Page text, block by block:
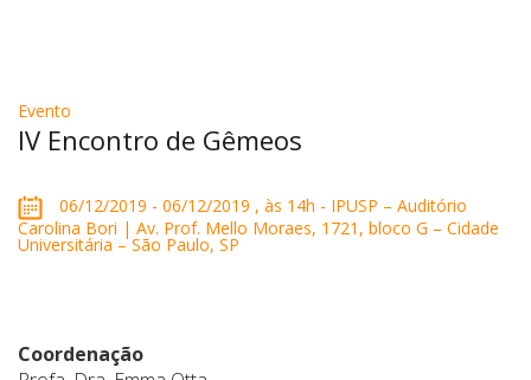
Evento
IV Encontro de Gêmeos
06/12/2019 - 06/12/2019 , às 14h - IPUSP – Auditório
Carolina Bori | Av. Prof. Mello Moraes, 1721, bloco G – Cidade
Universitária – São Paulo, SP
Coordenação